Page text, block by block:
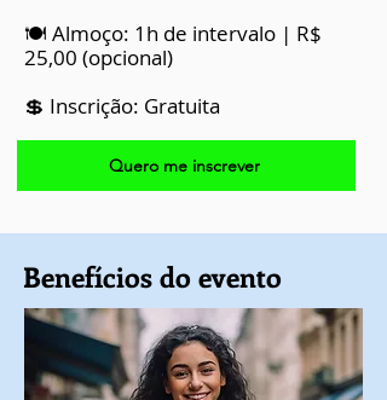
🍽 Almoço: 1h de intervalo | R$
25,00 (opcional)
💲 Inscrição: Gratuita
Quero me inscrever
Benefícios do evento